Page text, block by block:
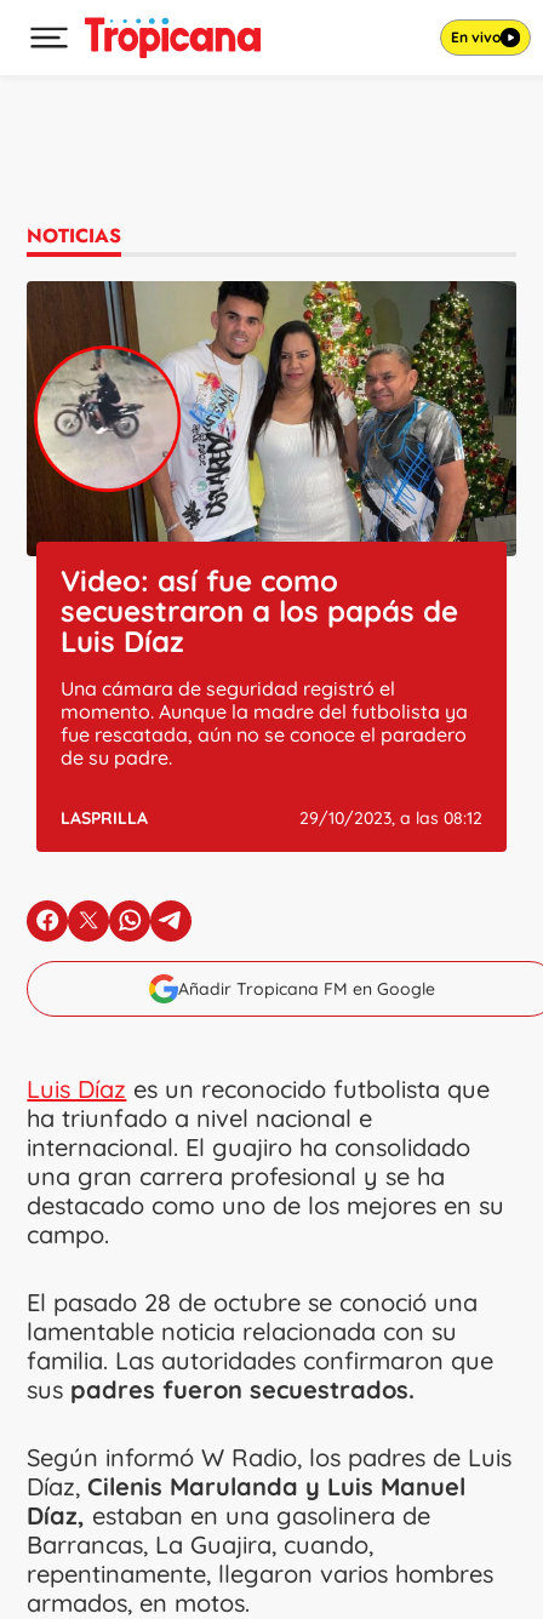
Desplegar menú principal En vivo
NOTICIAS
Video: así fue como
secuestraron a los papás de
Luis Díaz
Una cámara de seguridad registró el
momento. Aunque la madre del futbolista ya
fue rescatada, aún no se conoce el paradero
de su padre.
LASPRILLA 29/10/2023, a las 08:12
en Facebook
en Xen Whatsapp
en Telegram
Añadir Tropicana FM en Google
Luis Díaz es un reconocido futbolista que
ha triunfado a nivel nacional e
internacional. El guajiro ha consolidado
una gran carrera profesional y se ha
destacado como uno de los mejores en su
campo.
El pasado 28 de octubre se conoció una
lamentable noticia relacionada con su
familia. Las autoridades confirmaron que
sus padres fueron secuestrados.
Según informó W Radio, los padres de Luis
Díaz,Cilenis Marulanda y Luis Manuel
Díaz, estaban en una gasolinera de
Barrancas, La Guajira, cuando,
repentinamente, llegaron varios hombres
armados, en motos.